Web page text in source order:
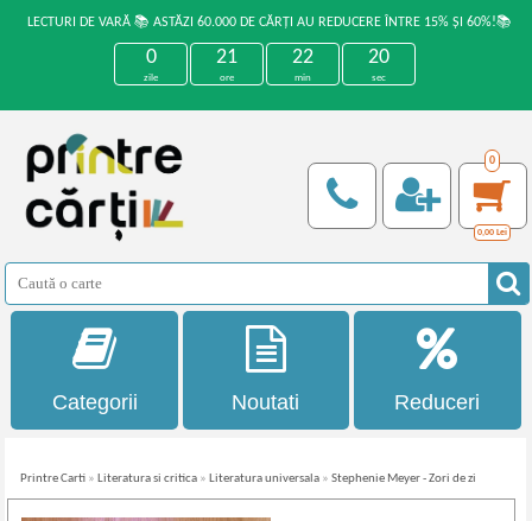
LECTURI DE VARĂ 📚 ASTĂZI 60.000 DE CĂRȚI AU REDUCERE ÎNTRE 15% ȘI 60%!📚
0
zile
21
ore
22
min
19
sec
0
0,00 Lei
Categorii Noutati Reduceri
Printre Carti » Literatura si critica » Literatura universala »Stephenie Meyer - Zori de zi